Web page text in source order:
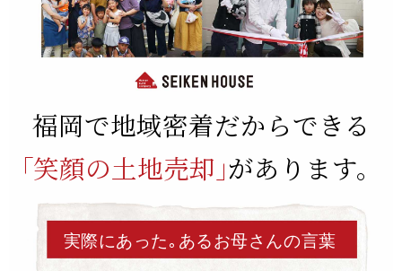
福岡で地域密着だからできる
｢笑顔の土地売却｣があります。
実際にあった｡あるお母さんの言葉